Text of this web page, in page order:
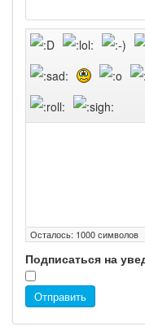
Осталось: 1000символов
Подписаться на
Отправить